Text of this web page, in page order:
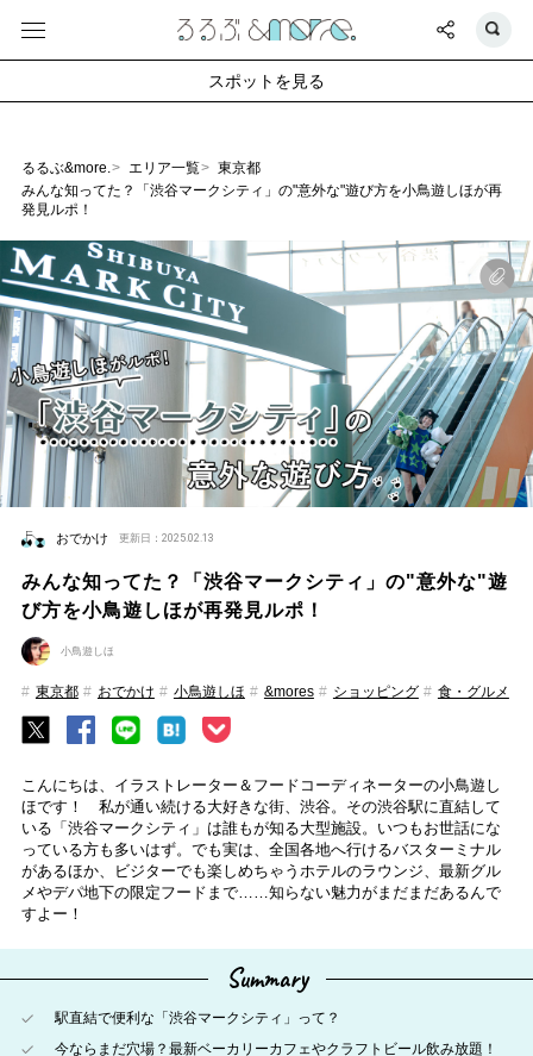
るるぶ&more. エリア一覧
東京都
みんな知ってた？「渋谷マークシティ」の"意外な"遊び方を小鳥遊しほが再
発見ルポ！
おでかけ 更新日：2025.02.13
みんな知ってた？「渋谷マークシティ」の"意外な"遊
び方を小鳥遊しほが再発見ルポ！
小鳥遊しほ
東京都 おでかけ 小鳥遊しほ &mores ショッピング 食・グルメ
こんにちは、イラストレーター＆フードコーディネーターの小鳥遊し
ほです！ 私が通い続ける大好きな街、渋谷。その渋谷駅に直結して
いる「渋谷マークシティ」は誰もが知る大型施設。いつもお世話にな
っている方も多いはず。でも実は、全国各地へ行けるバスターミナル
があるほか、ビジターでも楽しめちゃうホテルのラウンジ、最新グル
メやデパ地下の限定フードまで……知らない魅力がまだまだあるんで
すよー！
Summary
駅直結で便利な「渋谷マークシティ」って？
今ならまだ穴場？最新ベーカリーカフェやクラフトビール飲み放題！
スポットを見る